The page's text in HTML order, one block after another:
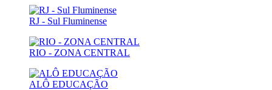
RJ - Sul Fluminense
RIO - ZONA CENTRAL
ALÔ EDUCAÇÃO